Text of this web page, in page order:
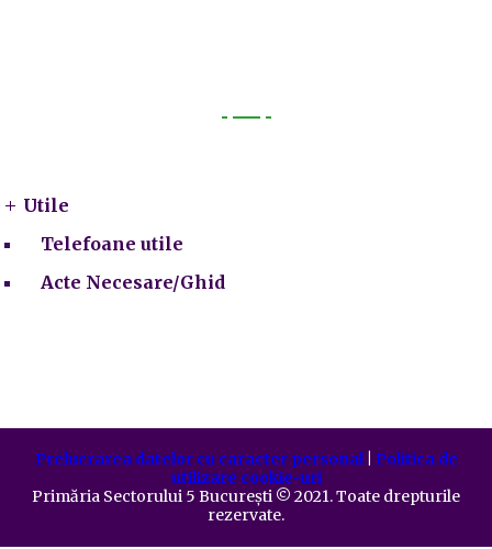
Utile
Telefoane utile
Acte Necesare/Ghid
Prelucrarea datelor cu caracter personal| Politica de
utilizare cookie-uri
Primăria Sectorului 5 București ©️ 2021. Toate drepturile
rezervate.